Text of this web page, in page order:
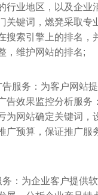
行业地区，以及企业
关键词，燃凳采取专
搜索引擎上的排名，
，维护网站的排名;
服务：为客户网站
告效果监控分析服务
为网站确定关键词，
广预算，保证推广服
：为企业客户提供